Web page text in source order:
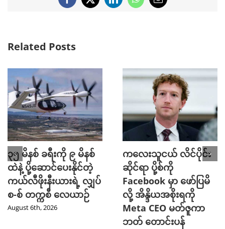
Facebook
X LinkedInWhatsApp
Email
Related Posts
၃၅ မိနစ် ခရီးကို ၉ မိနစ်
ထဲနဲ့ ပို့ဆောင်ပေးနိုင်တဲ့
ကယ်လီဖိုးနီးယားရဲ့ လျှပ်
စ-စ် တက္ကစီ လေယာဉ်
August 6th, 2026
ကလေးသူငယ် လိင်ပိုင်း
ဆိုင်ရာ ပို့စ်ကို
Facebook မှာ ဖော်ပြမိ
လို့ အိန္ဒိယအစိုးရကို
Meta CEO မတ်ဇူကာ
ဘတ် တောင်းပန်